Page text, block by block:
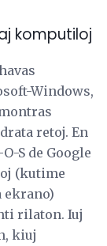
komputiloj
Windows,
retoj. En
S de Google
(kutime
ekrano)
rilaton. Iuj
kiuj